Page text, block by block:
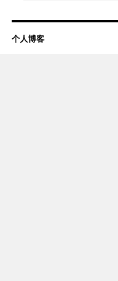
个人博客